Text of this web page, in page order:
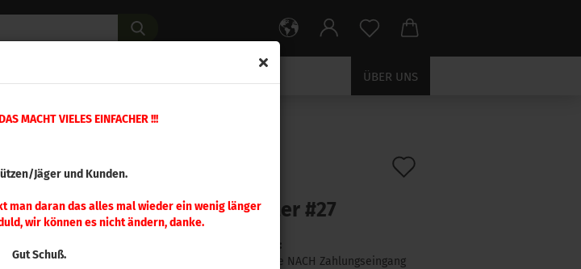
MACHT VIELES EINFACHER !!!
Jäger und Kunden.
man daran das alles mal wieder ein wenig länger
wir können es nicht ändern, danke.
Gut Schuß.
ÜBER UNS
Hülsenhalter #27
Hülsenhalter #27
Lieferzeit:
1 Woche NACH Zahlungseingang